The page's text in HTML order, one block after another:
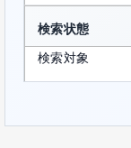
検索状態
検索対象